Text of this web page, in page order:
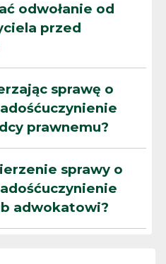
odwołanie od
przed
sprawę o
prawnemu?
sprawy o
adwokatowi?